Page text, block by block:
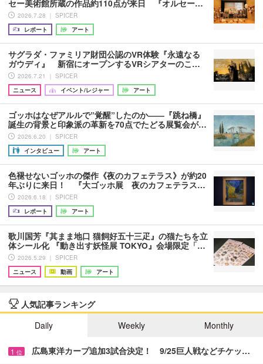
セー美術館所蔵の作品約110点が来日 『オルセー…
2026.7.28 ｜ SPICER
レポート
アート
サグラダ・ファミリア財団公認のVR体験『永遠なる
ガウディ』 新宿にオープンするVRシアターのこ…
2026.7.21 ｜ SPICER
ニュース
イベント/レジャー アート
ゴッホはなぜアルルで”覚醒”したのか――『跳ね橋』
誕生の背景と印象派の革新を70点でたどる展覧会が…
2026.6.20 ｜ SPICER
インタビュー
アート
色褪せないゴッホの傑作《夜のカフェテラス》が約20
年ぶりに来日！ 『大ゴッホ展 夜のカフェテラス…
2026.6.18 ｜ SPICER
レポート
アート
歌川国芳『其まま地口 猫飼好五十三疋』の猫たちを立
体シール化 『動き出す妖怪展 TOKYO』会場限定「…
2026.5.29 ｜ SPICER
ニュース
動画 アート
人気記事ランキング
Daily
Weekly Monthly
1 位 広島東洋カープ追加3試合決定！ 9/25巨人戦などチケッ…